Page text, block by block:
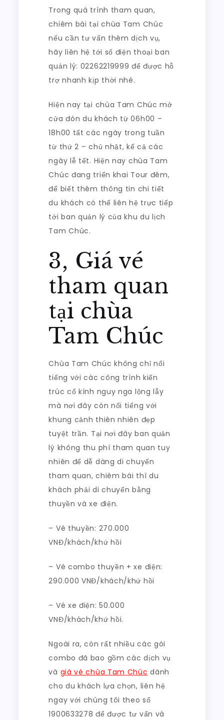
Trong quá trình tham quan,
chiêm bái tại chùa Tam Chúc
nếu cần tư vấn thêm dịch vụ,
hãy liên hệ tới số điện thoại ban
quản lý: 02262219999 để được hỗ
trợ nhanh kịp thời nhé.
Hiện nay tại chùa Tam Chúc mở
cửa đón du khách từ 06h00 –
18h00 tất các ngày trong tuần
từ thứ 2 – chủ nhật, kể cả các
ngày lễ tết. Hiện nay chùa Tam
Chúc đang triển khai Tour đêm,
để biết thêm thông tin chi tiết
du khách có thể liên hệ trực tiếp
tới ban quản lý của khu du lịch
Tam Chúc.
3, Giá vé
tham quan
tại chùa
Tam Chúc
Chùa Tam Chúc không chỉ nổi
tiếng với các công trình kiến
trúc cổ kính nguy nga lộng lẫy
mà nơi đây còn nổi tiếng với
khung cảnh thiên nhiên đẹp
tuyệt trần. Tại nơi đây ban quản
lý không thu phí tham quan tuy
nhiên để dễ dàng di chuyển
tham quan, chiêm bái thì du
khách phải di chuyển bằng
thuyền và xe điện.
– Vé thuyền: 270.000
VNĐ/khách/khứ hồi
– Vé combo thuyền + xe điện:
290.000 VNĐ/khách/khứ hồi
– Vé xe điện: 50.000
VNĐ/khách/khứ hồi.
Ngoài ra, còn rất nhiều các gói
combo đã bao gồm các dịch vụ
và giá vé chùa Tam Chúc dành
cho du khách lựa chọn, liên hệ
ngay với chúng tôi theo số
1900633278 để được tư vấn và